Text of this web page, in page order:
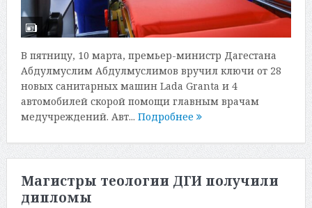
В пятницу, 10 марта, премьер-министр Дагестана
Абдулмуслим Абдулмуслимов вручил ключи от 28
новых санитарных машин Lada Granta и 4
автомобилей скорой помощи главным врачам
медучреждений. Авт... Подробнее
Магистры теологии ДГИ получили
дипломы